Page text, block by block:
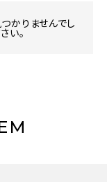
かりませんでし
い。